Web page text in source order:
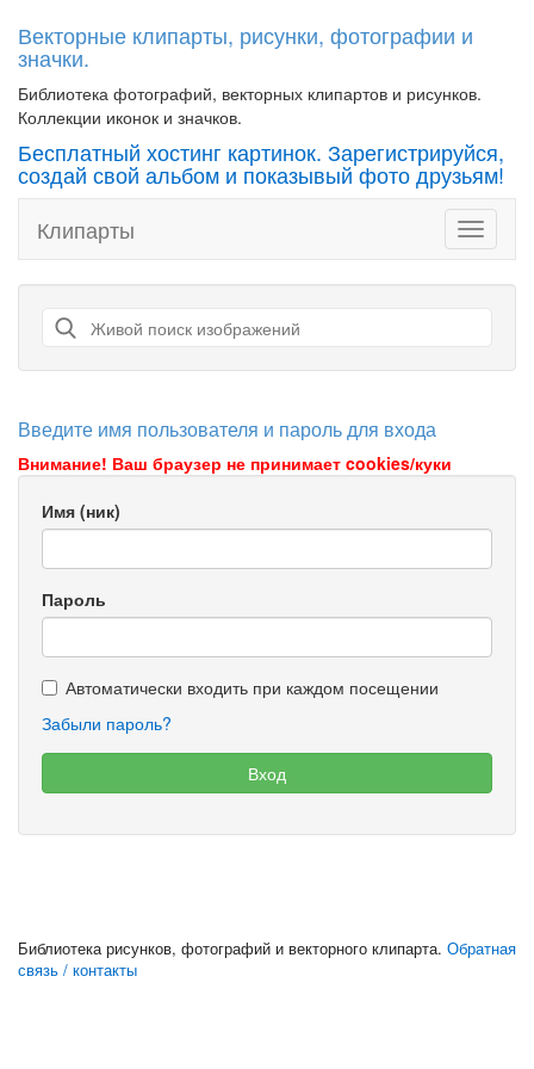
Векторные клипарты, рисунки, фотографии и
значки.
Библиотека фотографий, векторных клипартов и рисунков.
Коллекции иконок и значков.
Бесплатный хостинг картинок. Зарегистрируйся,
создай свой альбом и показывый фото друзьям!
Toggle
Клипарты
Введите имя пользователя и пароль для входа
Внимание! Ваш браузер не принимает cookies/куки
Имя (ник)
Пароль
Автоматически входить при каждом посещении
Забыли пароль?
Библиотека рисунков, фотографий и векторного клипарта. Обратная
связь / контакты